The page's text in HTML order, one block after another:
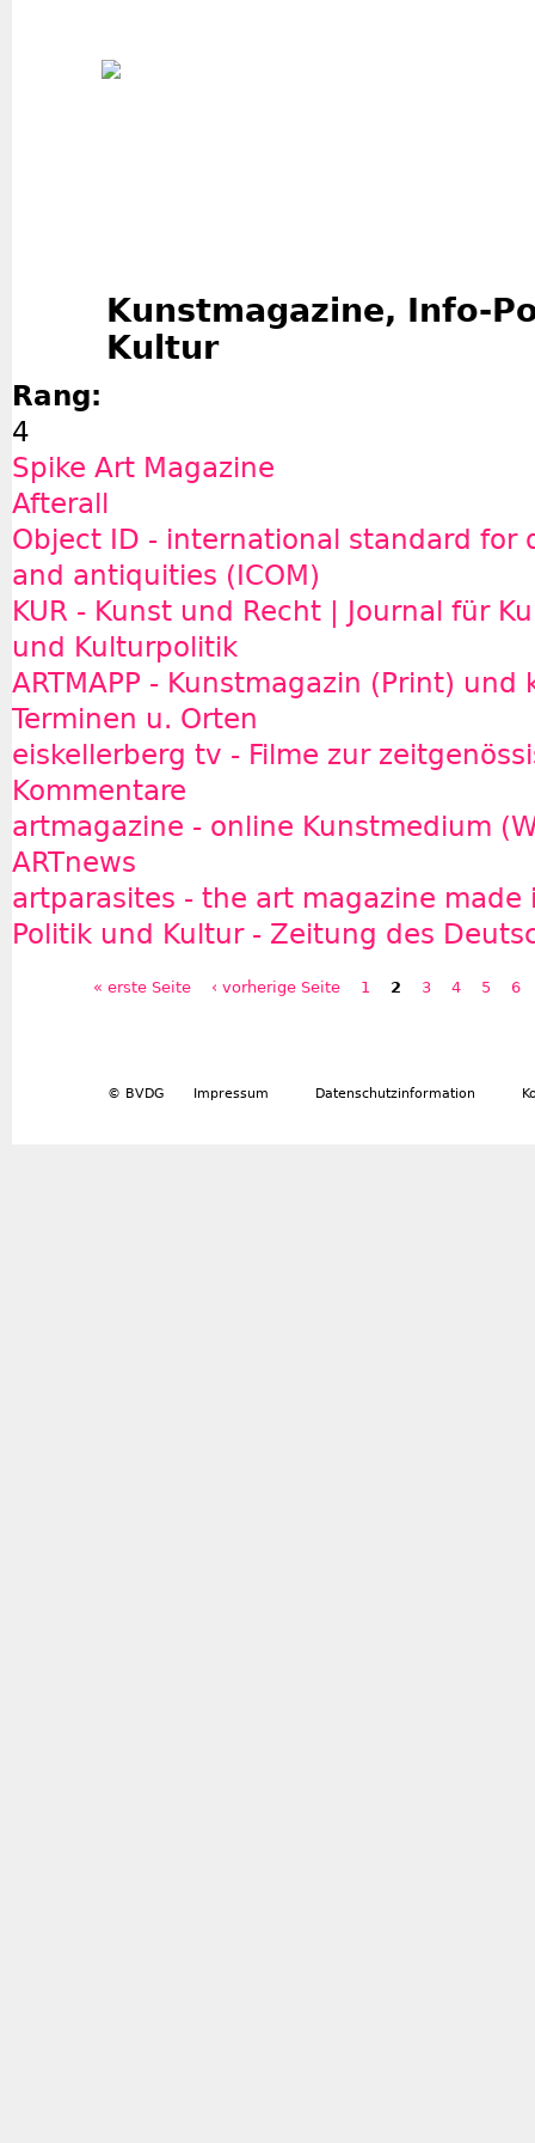
Kunstmagazine, Info-
Kultur
Rang:
4
Spike Art Magazine
Afterall
Object ID - international standard for
and antiquities (ICOM)
KUR - Kunst und Recht | Journal für
und Kulturpolitik
ARTMAPP - Kunstmagazin (Print) und
Terminen u. Orten
eiskellerberg tv - Filme zur
Kommentare
artmagazine - online Kunstmedium
ARTnews
artparasites - the art magazine made
Politik und Kultur - Zeitung des
Seiten« erste Seite ‹ vorherige Seite 1 2 3 4 5 6
© BVDG Impressum Datenschutzinformation